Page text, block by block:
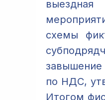
схемы
по НДС,
Итогом